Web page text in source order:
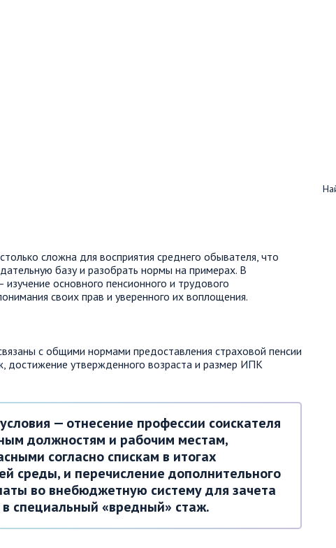
сложна для восприятия среднего обывателя, что
базу и разобрать нормы на примерах. В
основного пенсионного и трудового
своих прав и уверенного их воплощения.
с общими нормами предоставления страховой пенсии
достижение утвержденного возраста и размер ИПК
— отнесение профессии соискателя
должностям и рабочим местам,
согласно спискам в итогах
среды, и перечисление дополнительного
во внебюджетную систему для зачета
специальный «вредный» стаж.